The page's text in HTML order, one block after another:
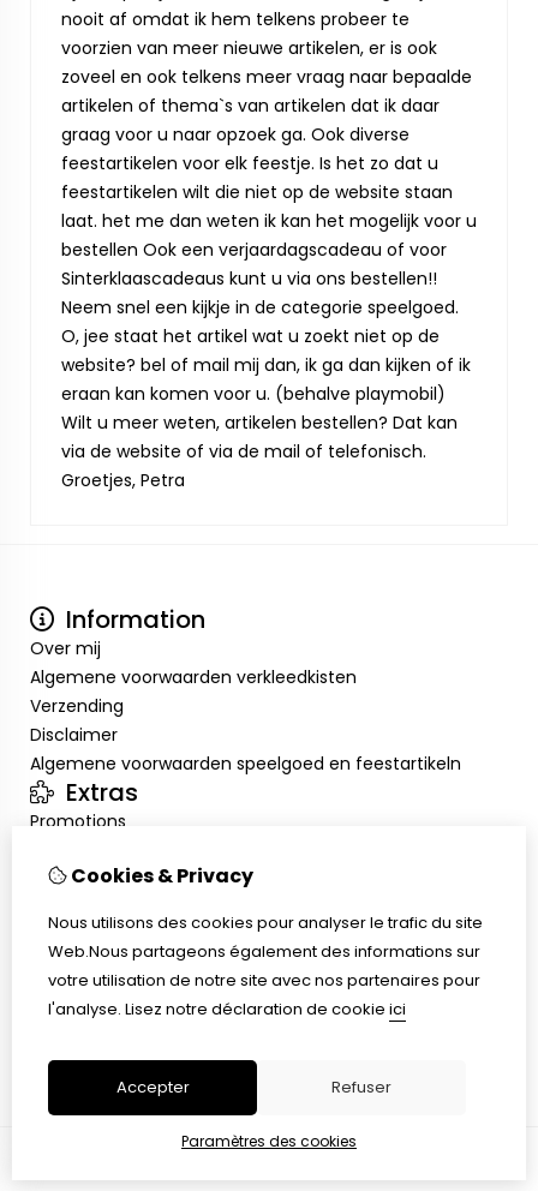
nooit af omdat ik hem telkens probeer te
voorzien van meer nieuwe artikelen, er is ook
zoveel en ook telkens meer vraag naar bepaalde
artikelen of thema`s van artikelen dat ik daar
graag voor u naar opzoek ga. Ook diverse
feestartikelen voor elk feestje. Is het zo dat u
feestartikelen wilt die niet op de website staan
laat. het me dan weten ik kan het mogelijk voor u
bestellen Ook een verjaardagscadeau of voor
Sinterklaascadeaus kunt u via ons bestellen!!
Neem snel een kijkje in de categorie speelgoed.
O, jee staat het artikel wat u zoekt niet op de
website? bel of mail mij dan, ik ga dan kijken of ik
eraan kan komen voor u. (behalve playmobil)
Wilt u meer weten, artikelen bestellen? Dat kan
via de website of via de mail of telefonisch.
Groetjes, Petra
Information
Over mij
Algemene voorwaarden verkleedkisten
Verzending
Disclaimer
Algemene voorwaarden speelgoed en feestartikeln
Extras
Promotions
Inloggen
Service client
Retour de marchandise
Cookies & Privacy
Nous utilisons des cookies pour analyser le trafic du site
Web.Nous partageons également des informations sur
votre utilisation de notre site avec nos partenaires pour
l'analyse. Lisez notre déclaration de cookie ici
Accepter Refuser
Paramètres des cookies